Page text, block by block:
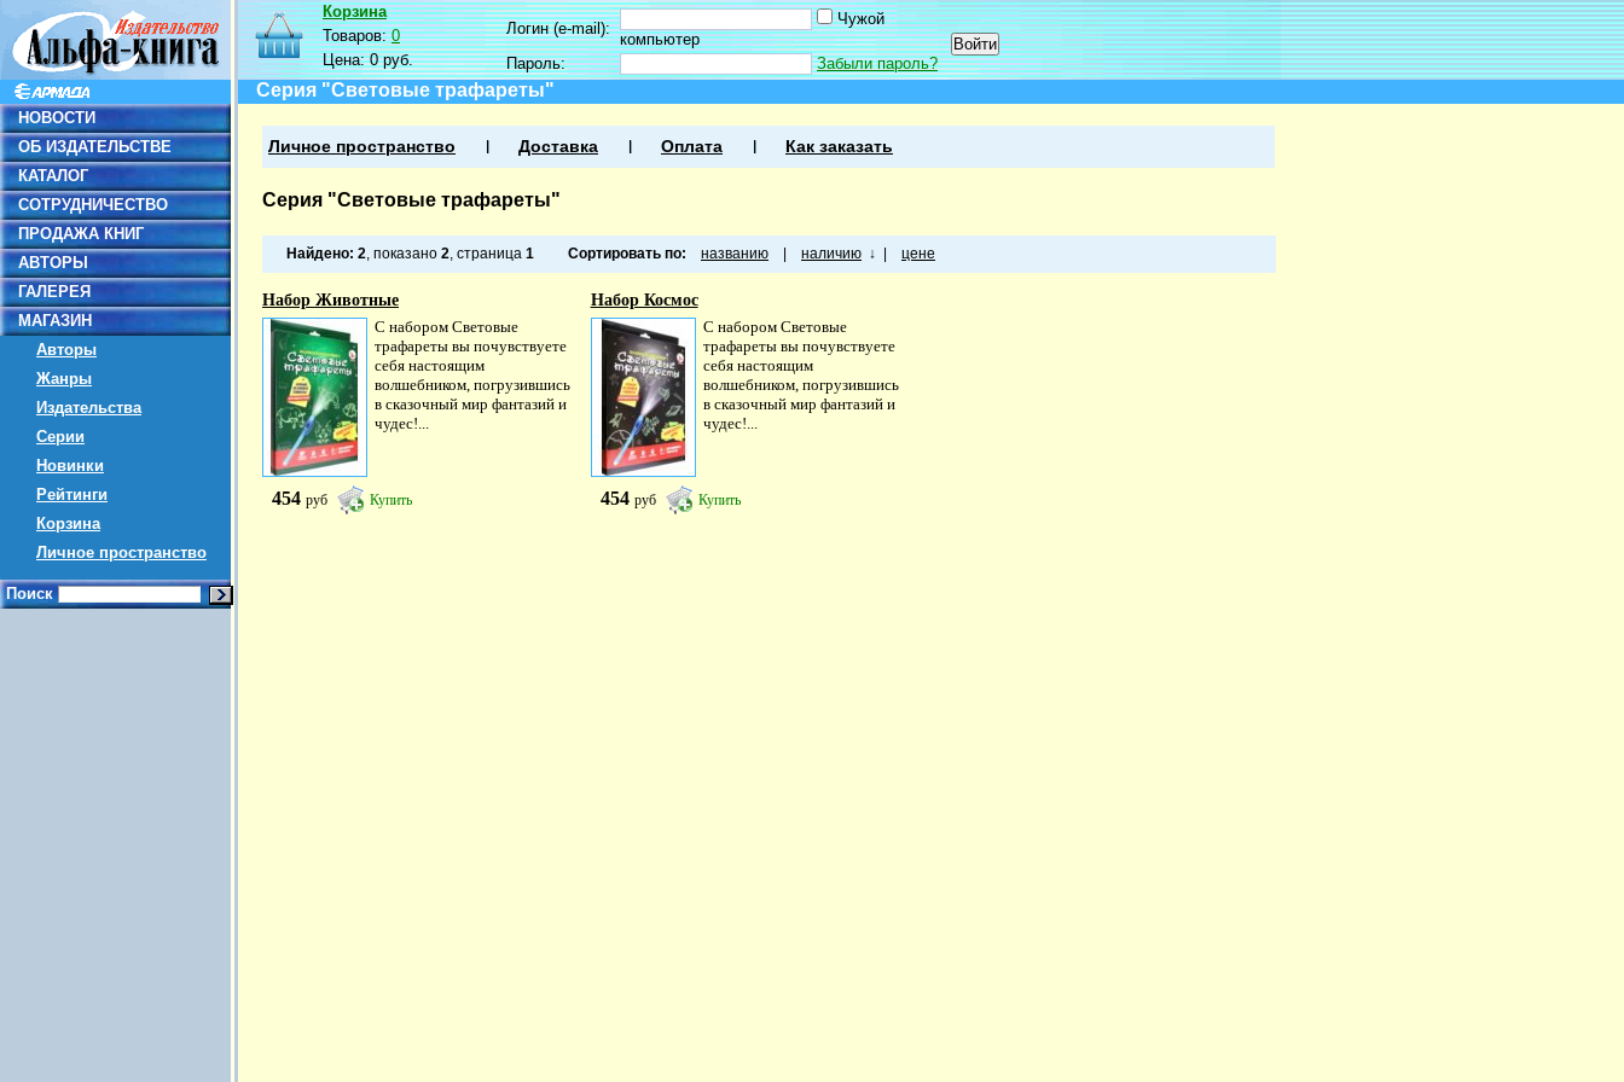
НОВОСТИ
ОБ ИЗДАТЕЛЬСТВЕ
КАТАЛОГ
СОТРУДНИЧЕСТВО
ПРОДАЖА КНИГ
АВТОРЫ
ГАЛЕРЕЯ
МАГАЗИН
Авторы
Жанры
Издательства
Серии
Новинки
Рейтинги
Корзина
Личное пространство
Поиск
Корзина
Товаров:0
Цена:0 руб.
Логин (e-mail):
Чужой
компьютер
Пароль:
Забыли пароль?
Серия "Световые трафареты"
Личное пространство Доставка Оплата Как заказать
Серия "Световые трафареты"
Найдено: 2, показано 2, страница 1 Сортировать по: названию наличию ↓ цене
Набор Животные
С набором Световые
трафареты вы почувствуете
себя настоящим
волшебником, погрузившись
в сказочный мир фантазий и
чудес!...
454 руб Купить
Набор Космос
С набором Световые
трафареты вы почувствуете
себя настоящим
волшебником, погрузившись
в сказочный мир фантазий и
чудес!...
454 руб Купить